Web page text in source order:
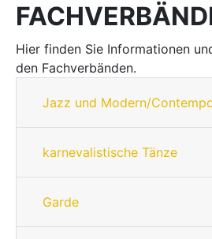
Hier finden Sie Informationen
den Fachverbänden.
Jazz und Modern/
karnevalistische Tänze
Garde